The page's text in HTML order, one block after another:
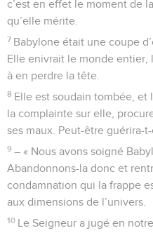
c’est en effet le moment de
qu’elle mérite.
7 Babylone était une coupe
Elle enivrait le monde entier,
à en perdre la tête.
8 Elle est soudain tombée, et
la complainte sur elle,
ses maux. Peut-être guérira-t-
9 – « Nous avons soigné
Abandonnons-la donc et
condamnation qui la frappe
aux dimensions de l’univers.
10 Le Seigneur a jugé en